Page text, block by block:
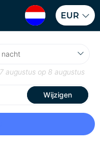
EUR
7 augustus op 8 augustus
Wijzigen